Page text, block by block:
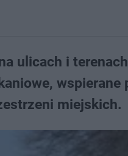
ulicach i
wspierane
miejskich.